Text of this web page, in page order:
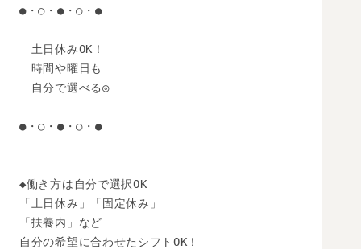
●・○・●・○・●
土日休みOK！
時間や曜日も
自分で選べる◎
●・○・●・○・●
◆働き方は自分で選択OK
「土日休み」「固定休み」
「扶養内」など
自分の希望に合わせたシフトOK！